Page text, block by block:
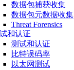
数据包捕获收集
数据包元数据收集
Threat Forensics
和认证
测试和认证
比特误码率
以太网测试